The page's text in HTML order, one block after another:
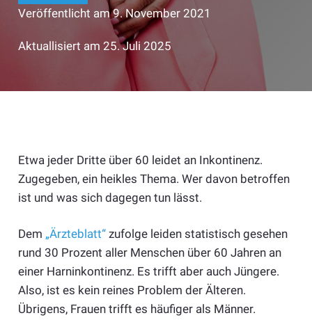
Veröffentlicht am9. November 2021
Aktuallisiert am 25. Juli 2025
Etwa jeder Dritte über 60 leidet an Inkontinenz.
Zugegeben, ein heikles Thema. Wer davon betroffen
ist und was sich dagegen tun lässt.
Dem „Ärzteblatt“zufolge leiden statistisch gesehen
rund 30 Prozent aller Menschen über 60 Jahren an
einer Harninkontinenz. Es trifft aber auch Jüngere.
Also, ist es kein reines Problem der Älteren.
Übrigens, Frauen trifft es häufiger als Männer.